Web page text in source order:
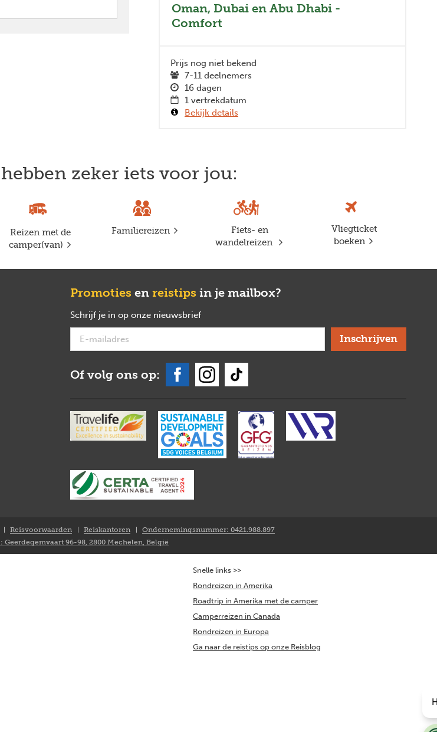
Oman, Dubai en Abu Dhabi -
Comfort
Prijs nog niet bekend
7-11 deelnemers
16 dagen
1 vertrekdatum
Bekijk details
zeker iets voor jou:
Reizen met de
camper(van)
Familiereizen
Fiets- en
wandelreizen
Vliegticket
boeken
Promoties en reistips in je mailbox?
Schrijf je in op onze nieuwsbrief
Of volg ons op:
Reisvoorwaarden Reiskantoren
Ondernemingsnummer: 0421.988.897
Geerdegemvaart 96-98, 2800 Mechelen, België
Snelle links >>
Rondreizen in Amerika
Roadtrip in Amerika met de camper
Camperreizen in Canada
Rondreizen in Europa
Ga naar de reistips op onze Reisblog